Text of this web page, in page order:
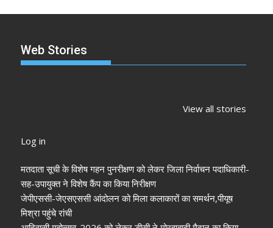
Web Stories
View all stories
तस्वीर साफ
‘संविधान बचाओ रैली’:
पलक तिवारी
Log in
मतदाता सूची के विशेष गहन पुनरीक्षण को लेकर जिला निर्वाचन पदाधिकारी-
सह-उपायुक्त ने विशेष कैंप का किया निरीक्षण
जेपीएससी-जेएसएससी आंदोलन को मिला कलाकारों का समर्थन,पीयूष
मिश्रा पहुंचे रांची